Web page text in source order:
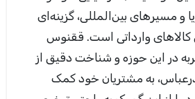
و مسیرهای بین‌المللی، گزینه‌ای
وارداتی است. ققنوس
در این حوزه و شناخت دقیق از
به مشتریان خود کمک